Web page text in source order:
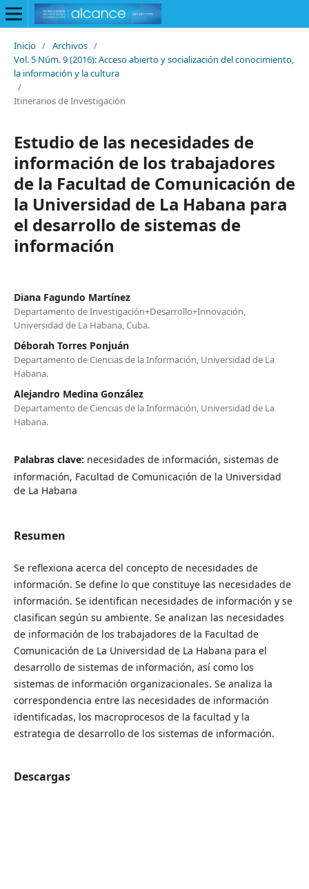
Inicio / Archivos /
Vol. 5 Núm. 9 (2016): Acceso abierto y socialización del conocimiento,
la información y la cultura
/
Itinerarios de Investigación
Estudio de las necesidades de
información de los trabajadores
de la Facultad de Comunicación de
la Universidad de La Habana para
el desarrollo de sistemas de
información
Diana Fagundo Martínez
Departamento de Investigación+Desarrollo+Innovación,
Universidad de La Habana, Cuba.
Déborah Torres Ponjuán
Departamento de Ciencias de la Información, Universidad de La
Habana.
Alejandro Medina González
Departamento de Ciencias de la Información, Universidad de La
Habana.
Palabras clave: necesidades de información, sistemas de
información, Facultad de Comunicación de la Universidad
de La Habana
Resumen
Se reflexiona acerca del concepto de necesidades de
información. Se define lo que constituye las necesidades de
información. Se identifican necesidades de información y se
clasifican según su ambiente. Se analizan las necesidades
de información de los trabajadores de la Facultad de
Comunicación de La Universidad de La Habana para el
desarrollo de sistemas de información, así como los
sistemas de información organizacionales. Se analiza la
correspondencia entre las necesidades de información
identificadas, los macroprocesos de la facultad y la
estrategia de desarrollo de los sistemas de información.
Descargas